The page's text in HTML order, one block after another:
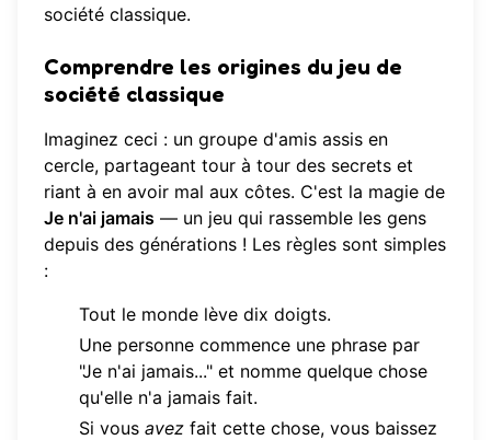
société classique.
Comprendre les origines du jeu de
société classique
Imaginez ceci : un groupe d'amis assis en
cercle, partageant tour à tour des secrets et
riant à en avoir mal aux côtes. C'est la magie de
Je n'ai jamais — un jeu qui rassemble les gens
depuis des générations ! Les règles sont simples
:
Tout le monde lève dix doigts.
Une personne commence une phrase par
"Je n'ai jamais..." et nomme quelque chose
qu'elle n'a jamais fait.
Si vous avez fait cette chose, vous baissez